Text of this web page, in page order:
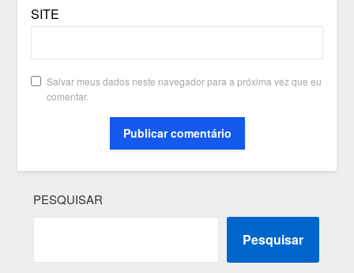
SITE
Salvar meus dados neste navegador para a próxima vez que eu
comentar.
PESQUISAR
Pesquisar